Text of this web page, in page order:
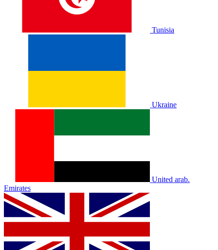
Tunisia
Ukraine
United arab.
Emirates